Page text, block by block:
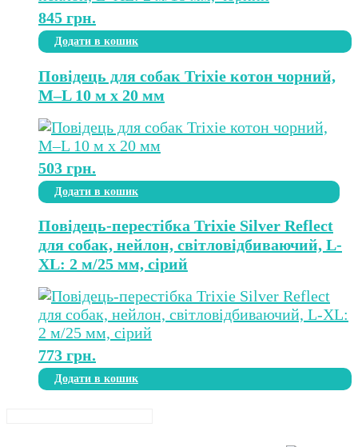
845 грн.
Додати в кошик
Повідець для собак Trixie котон чорний,
M–L 10 м х 20 мм
503 грн.
Додати в кошик
Повідець-перестібка Trixie Silver Reflect
для собак, нейлон, світловідбиваючий, L-
XL: 2 м/25 мм, сірий
773 грн.
Додати в кошик